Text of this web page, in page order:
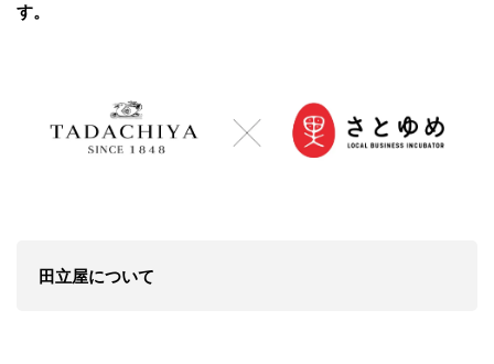
す。
田立屋について